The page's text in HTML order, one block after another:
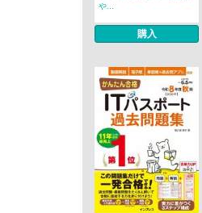
や...
購入